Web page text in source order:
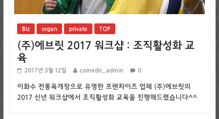
Biz organ private TOP
(주)에브릿 2017 워크샵 : 조직활성화 교
육
2017년 3월 12일 comedic_admin 0
이화수 전통육개장으로 유명한 프랜차이즈 업체 (주)에브릿의
2017 신년 워크샵에서 조직활성화 교육을 진행해드렸습니다^^